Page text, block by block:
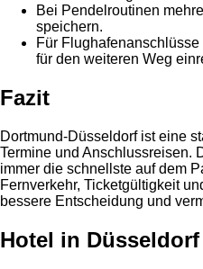
Bei Pendelroutinen
speichern.
Für
für den weiteren Weg
Fazit
Dortmund-Düsseldorf ist eine
Termine und Anschlussreisen.
immer die schnellste auf dem
Fernverkehr, Ticketgültigkeit
bessere Entscheidung und
Hotel in